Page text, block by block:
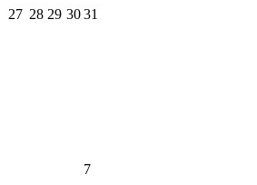
27 28 29 3031
7